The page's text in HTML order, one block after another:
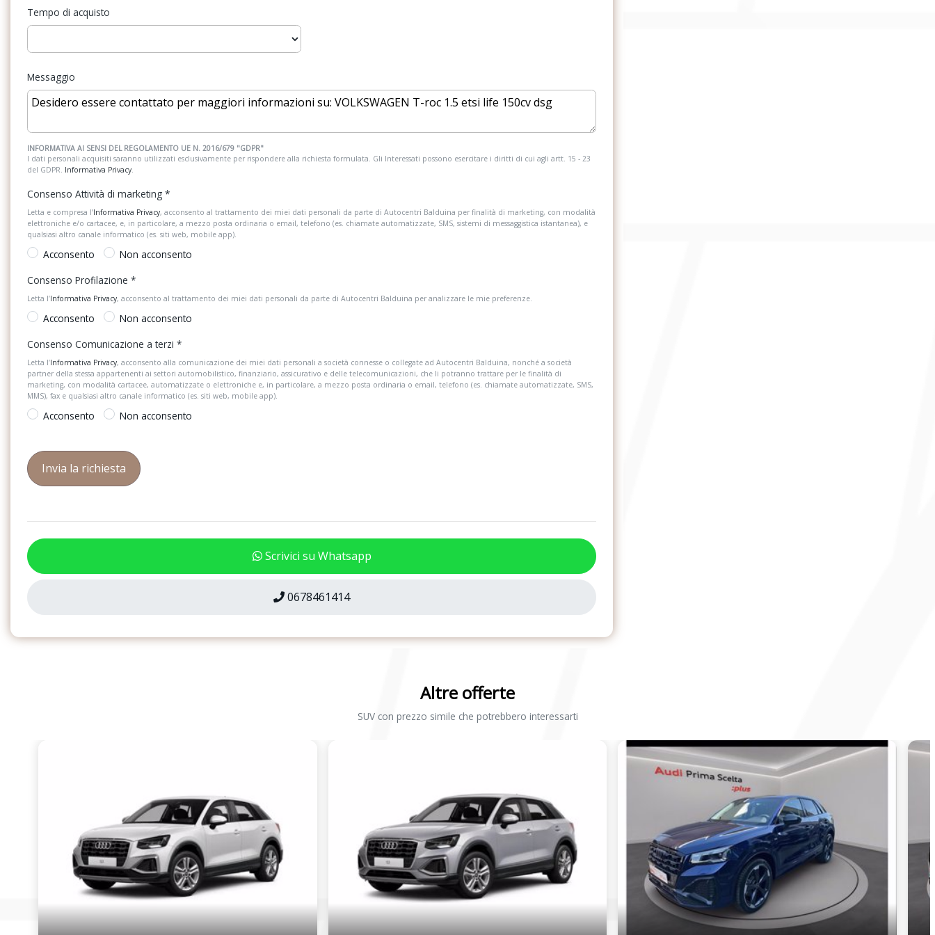
Gruppi ottici anteriori in tecnologia led
con proiezione dagli specchietti
Infotainment ready 2 discover con display
touchscreen 12,9 (predisposizione per
Keyless go
Light assist - accensione / spegnimento
fari abbaglianti automatico
Luci diurne a led
Mancorrenti neri
Park pilot - sensori di parcheggio anteriori
e posteriori
Predisposizione isofix per 2 seggiolini nei
i-size)
Predisposizione per telefono cellulare con
bluetooth
o vw connect e vw connect plus
Ricezione radio digitale dab+ Rivestimento porte in tessuto
Sedili anteriori comfort con regolazione in
elettricamente
tergicristallo
warning
Sistema di riconoscimento della
segnaletica stradale
Sistema start / stop con recupero
dell&apos;energia in frenata
Specchietti di cortesia nelle alette parasole
illuminati
Specchietti retrovisori esterni e tetto
Spia di controllo della pressione
pneumatici
metallizzato
materiale riciclato
Telecamera posteriore per il parcheggio
rear view
Tire mobility set (kit riparazione gomma)
Vano sulla consolle centrale con ricarica a
al volante per cambio dsg
Tempo di acquisto
Messaggio
INFORMATIVA AI SENSI DEL REGOLAMENTO UE N. 2016/679 "GDPR"
I dati personali acquisiti saranno utilizzati esclusivamente per rispondere alla richiesta formulata. Gli Interessati possono esercitare i diritti di cui agli artt. 15 - 23
del GDPR. Informativa Privacy.
Consenso Attività di marketing *
Letta e compresa l’Informativa Privacy, acconsento al trattamento dei miei dati personali da parte di Autocentri Balduina per finalità di marketing, con modalità
elettroniche e/o cartacee, e, in particolare, a mezzo posta ordinaria o email, telefono (es. chiamate automatizzate, SMS, sistemi di messaggistica istantanea), e
qualsiasi altro canale informatico (es. siti web, mobile app).
Acconsento
Non acconsento
Consenso Profilazione *
Letta l’Informativa Privacy, acconsento al trattamento dei miei dati personali da parte di Autocentri Balduina per analizzare le mie preferenze.
Acconsento
Non acconsento
Consenso Comunicazione a terzi *
Letta l’Informativa Privacy, acconsento alla comunicazione dei miei dati personali a società connesse o collegate ad Autocentri Balduina, nonché a società
partner della stessa appartenenti ai settori automobilistico, finanziario, assicurativo e delle telecomunicazioni, che li potranno trattare per le finalità di
marketing, con modalità cartacee, automatizzate o elettroniche e, in particolare, a mezzo posta ordinaria o email, telefono (es. chiamate automatizzate, SMS,
MMS), fax e qualsiasi altro canale informatico (es. siti web, mobile app).
Acconsento Non acconsento
Scrivici su Whatsapp
0678461414
Altre offerte
SUV con prezzo simile che potrebbero interessarti